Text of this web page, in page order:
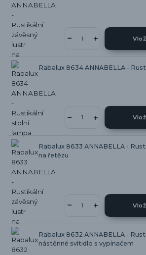
Rabalux 8634 ANNABELLA -
Rabalux 8633 ANNABELLA -
na řetězu
Rabalux 8632 ANNABELLA -
nástěnné svítidlo s vypínačem